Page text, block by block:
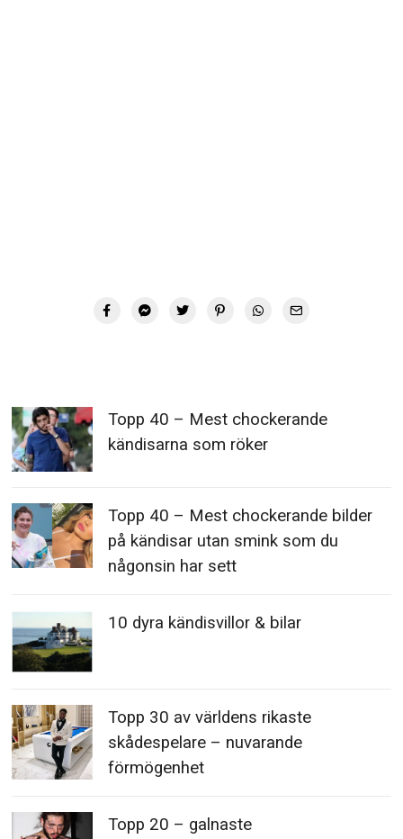
Topp 40 – Mest chockerande
kändisarna som röker
Topp 40 – Mest chockerande bilder
på kändisar utan smink som du
någonsin har sett
10 dyra kändisvillor & bilar
Topp 30 av världens rikaste
skådespelare – nuvarande
förmögenhet
Topp 20 – galnaste